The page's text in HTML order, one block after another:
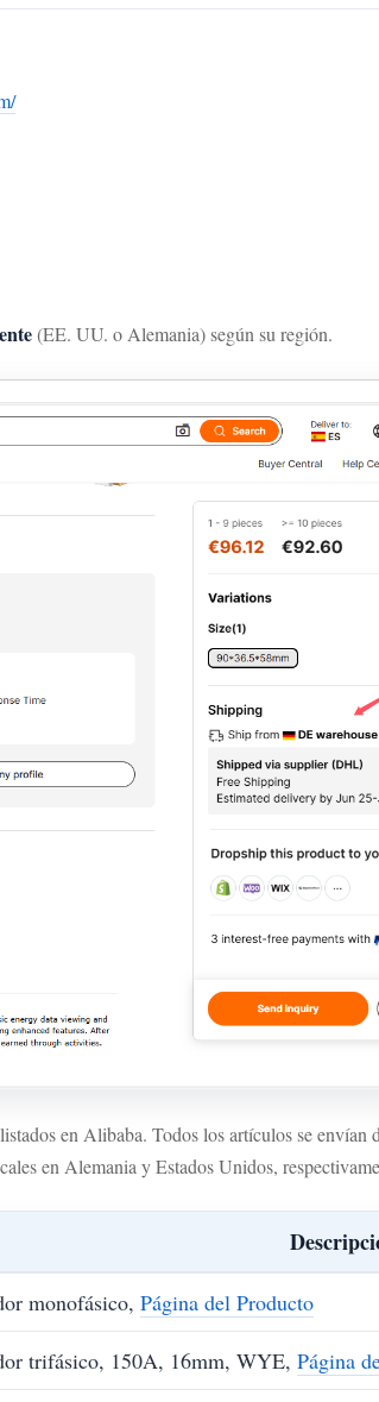
(EE. UU. o Alemania) según su región.
en Alibaba. Todos los artículos se envían
en Alemania y Estados Unidos,
monofásico, Página del Producto
trifásico, 150A, 16mm, WYE, Página